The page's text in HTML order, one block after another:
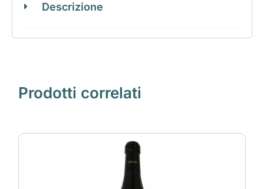
Descrizione
Prodotti correlati